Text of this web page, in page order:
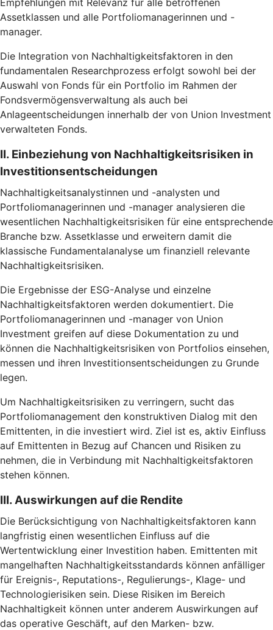
Empfehlungen mit Relevanz für alle betroffenen
Assetklassen und alle Portfoliomanagerinnen und -
manager.
Die Integration von Nachhaltigkeitsfaktoren in den
fundamentalen Researchprozess erfolgt sowohl bei der
Auswahl von Fonds für ein Portfolio im Rahmen der
Fondsvermögensverwaltung als auch bei
Anlageentscheidungen innerhalb der von Union Investment
verwalteten Fonds.
II. Einbeziehung von Nachhaltigkeitsrisiken in
Investitionsentscheidungen
Nachhaltigkeitsanalystinnen und -analysten und
Portfoliomanagerinnen und -manager analysieren die
wesentlichen Nachhaltigkeitsrisiken für eine entsprechende
Branche bzw. Assetklasse und erweitern damit die
klassische Fundamentalanalyse um finanziell relevante
Nachhaltigkeitsrisiken.
Die Ergebnisse der ESG-Analyse und einzelne
Nachhaltigkeitsfaktoren werden dokumentiert. Die
Portfoliomanagerinnen und -manager von Union
Investment greifen auf diese Dokumentation zu und
können die Nachhaltigkeitsrisiken von Portfolios einsehen,
messen und ihren Investitionsentscheidungen zu Grunde
legen.
Um Nachhaltigkeitsrisiken zu verringern, sucht das
Portfoliomanagement den konstruktiven Dialog mit den
Emittenten, in die investiert wird. Ziel ist es, aktiv Einfluss
auf Emittenten in Bezug auf Chancen und Risiken zu
nehmen, die in Verbindung mit Nachhaltigkeitsfaktoren
stehen können.
III. Auswirkungen auf die Rendite
Die Berücksichtigung von Nachhaltigkeitsfaktoren kann
langfristig einen wesentlichen Einfluss auf die
Wertentwicklung einer Investition haben. Emittenten mit
mangelhaften Nachhaltigkeitsstandards können anfälliger
für Ereignis-, Reputations-, Regulierungs-, Klage- und
Technologierisiken sein. Diese Risiken im Bereich
Nachhaltigkeit können unter anderem Auswirkungen auf
das operative Geschäft, auf den Marken- bzw.